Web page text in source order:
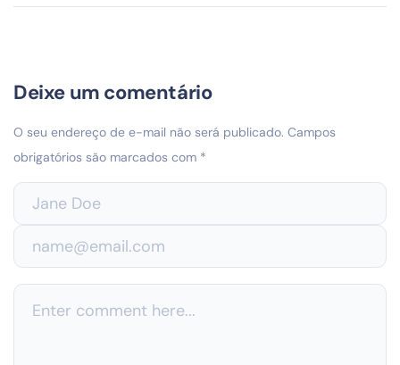
Deixe um comentário
O seu endereço de e-mail não será publicado. Campos
obrigatórios são marcados com *